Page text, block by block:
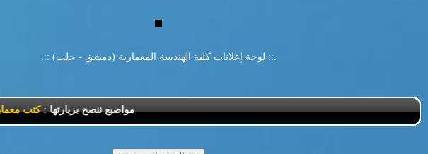
.:: لوحة إعلانات كلية الهندسة المعمارية (دمشق - حلب) ::.
مواضيع ننصح بزيارتها :كتب معمارية